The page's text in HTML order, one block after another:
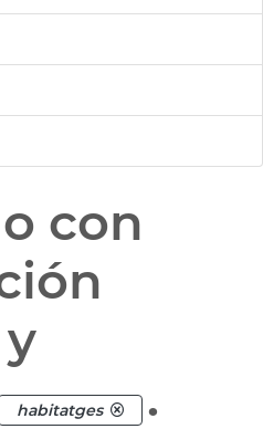
con
y
habitatges .